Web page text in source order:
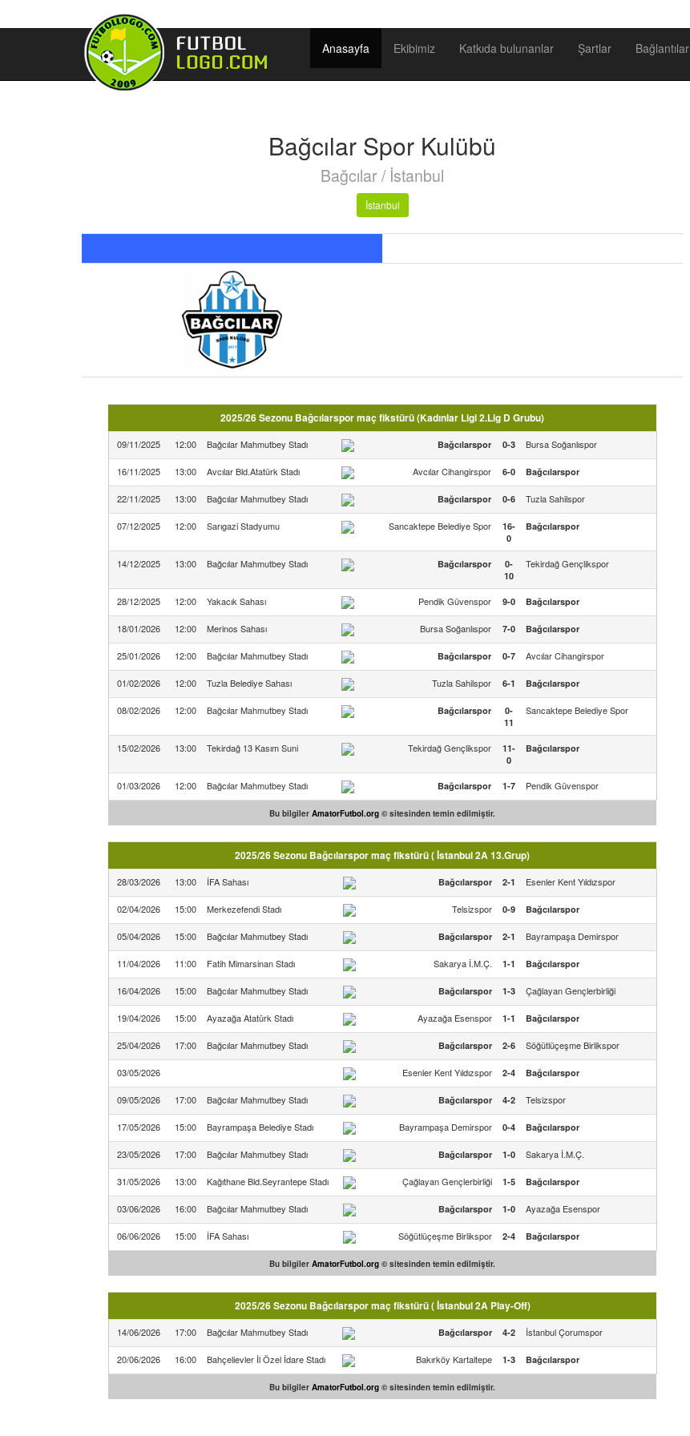
Anasayfa Ekibimiz Katkıda bulunanlar Şartlar Bağlantılar
Bağcılar Spor Kulübü
Bağcılar / İstanbul
İstanbul
2025/26 Sezonu Bağcılarspor maç fikstürü (Kadınlar Ligi 2.Lig D Grubu)
09/11/2025 12:00 Bağcılar Mahmutbey Stadı Bağcılarspor 0-3 Bursa Soğanlıspor
16/11/2025 13:00 Avcılar Bld.Atatürk Stadı Avcılar Cihangirspor 6-0 Bağcılarspor
22/11/2025 13:00 Bağcılar Mahmutbey Stadı Bağcılarspor 0-6 Tuzla Sahilspor
07/12/2025 12:00 Sarıgazi Stadyumu Sancaktepe Belediye Spor
16-
0
Bağcılarspor
14/12/2025 13:00 Bağcılar Mahmutbey Stadı Bağcılarspor
0-
10
Tekirdağ Gençlikspor
28/12/2025 12:00 Yakacık Sahası Pendik Güvenspor 9-0 Bağcılarspor
18/01/2026 12:00 Merinos Sahası Bursa Soğanlıspor 7-0 Bağcılarspor
25/01/2026 12:00 Bağcılar Mahmutbey Stadı Bağcılarspor 0-7 Avcılar Cihangirspor
01/02/2026 12:00 Tuzla Belediye Sahası Tuzla Sahilspor 6-1 Bağcılarspor
08/02/2026 12:00 Bağcılar Mahmutbey Stadı Bağcılarspor
0-
11
Sancaktepe Belediye Spor
15/02/2026 13:00 Tekirdağ 13 Kasım Suni Tekirdağ Gençlikspor
11-
0
Bağcılarspor
01/03/2026 12:00 Bağcılar Mahmutbey Stadı Bağcılarspor 1-7 Pendik Güvenspor
Bu bilgiler AmatorFutbol.org © sitesinden temin edilmiştir.
2025/26 Sezonu Bağcılarspor maç fikstürü ( İstanbul 2A 13.Grup)
28/03/2026 13:00 İFA Sahası Bağcılarspor 2-1 Esenler Kent Yıldızspor
02/04/2026 15:00 Merkezefendi Stadı Telsizspor 0-9 Bağcılarspor
05/04/2026 15:00 Bağcılar Mahmutbey Stadı Bağcılarspor 2-1 Bayrampaşa Demirspor
11/04/2026 11:00 Fatih Mimarsinan Stadı Sakarya İ.M.Ç. 1-1 Bağcılarspor
16/04/2026 15:00 Bağcılar Mahmutbey Stadı Bağcılarspor 1-3 Çağlayan Gençlerbirliği
19/04/2026 15:00 Ayazağa Atatürk Stadı Ayazağa Esenspor 1-1 Bağcılarspor
25/04/2026 17:00 Bağcılar Mahmutbey Stadı Bağcılarspor 2-6 Söğütlüçeşme Birlikspor
03/05/2026 Esenler Kent Yıldızspor 2-4 Bağcılarspor
09/05/2026 17:00 Bağcılar Mahmutbey Stadı Bağcılarspor 4-2 Telsizspor
17/05/2026 15:00 Bayrampaşa Belediye Stadı Bayrampaşa Demirspor 0-4 Bağcılarspor
23/05/2026 17:00 Bağcılar Mahmutbey Stadı Bağcılarspor 1-0 Sakarya İ.M.Ç.
31/05/2026 13:00 Kağıthane Bld.Seyrantepe Stadı Çağlayan Gençlerbirliği 1-5 Bağcılarspor
03/06/2026 16:00 Bağcılar Mahmutbey Stadı Bağcılarspor 1-0 Ayazağa Esenspor
06/06/2026 15:00 İFA Sahası Söğütlüçeşme Birlikspor 2-4 Bağcılarspor
Bu bilgiler AmatorFutbol.org © sitesinden temin edilmiştir.
2025/26 Sezonu Bağcılarspor maç fikstürü ( İstanbul 2A Play-Off)
14/06/2026 17:00 Bağcılar Mahmutbey Stadı Bağcılarspor 4-2 İstanbul Çorumspor
20/06/2026 16:00 Bahçelievler İl Özel İdare Stadı Bakırköy Kartaltepe 1-3 Bağcılarspor
Bu bilgiler AmatorFutbol.org © sitesinden temin edilmiştir.